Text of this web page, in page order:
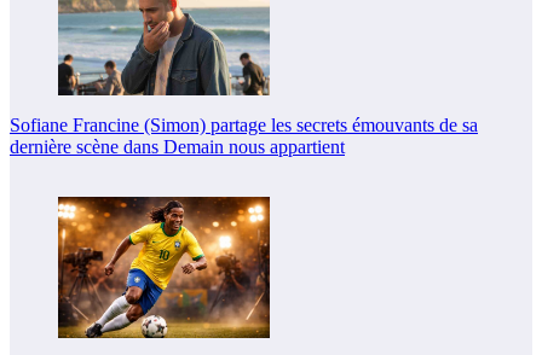
Sofiane Francine (Simon) partage les secrets émouvants de sa
dernière scène dans Demain nous appartient